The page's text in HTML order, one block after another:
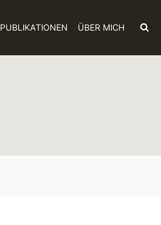
PUBLIKATIONEN ÜBER MICH